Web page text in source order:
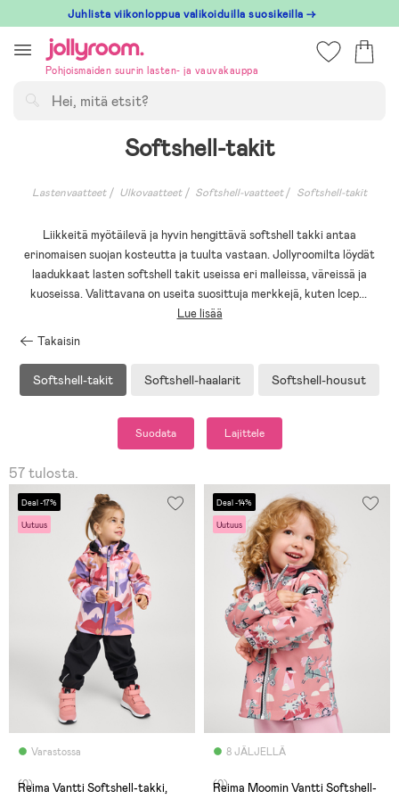
till
innehållet
Juhlista viikonloppua valikoiduilla suosikeilla →
Pohjoismaiden suurin lasten- ja vauvakauppa
Softshell-takit
Lastenvaatteet Ulkovaatteet Softshell-vaatteet Softshell-takit
Liikkeitä myötäilevä ja hyvin hengittävä softshell takki antaa
erinomaisen suojan kosteutta ja tuulta vastaan. Jollyroomilta löydät
laadukkaat lasten softshell takit useissa eri malleissa, väreissä ja
kuoseissa. Valittavana on useita suosittuja merkkejä, kuten Icep...
Lue lisää
Takaisin
Softshell-takit Softshell-haalarit Softshell-housut
Suodata Lajittele
57 tulosta.
Deal -17%
Uutuus
Varastossa
(0)
Reima Vantti Softshell-takki,
Deal -14%
Uutuus
8 JÄLJELLÄ
(0)
Reima Moomin Vantti Softshell-